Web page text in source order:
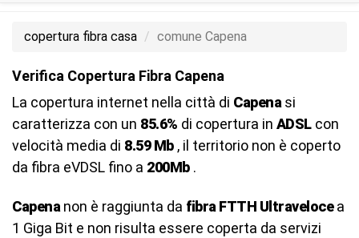
copertura fibra casa comune Capena
Verifica Copertura Fibra Capena
La copertura internet nella città di Capena si
caratterizza con un 85.6% di copertura in ADSLcon
velocità media di 8.59 Mb, il territorio non è coperto
da fibra eVDSL fino a 200Mb.
Capena non è raggiunta da fibra FTTH Ultravelocea
1 Giga Bit e non risulta essere coperta da servizi